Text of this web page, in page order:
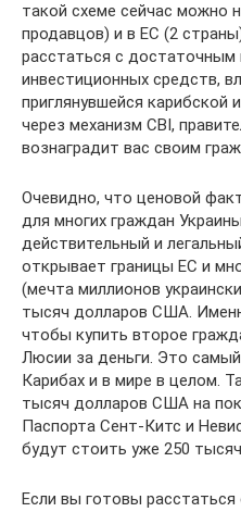
такой схеме сейчас можно
продавцов) и в ЕС (2
расстаться с достаточным
инвестиционных средств,
приглянувшейся карибской
через механизм CBI,
вознаградит вас своим
Очевидно, что ценовой
для многих граждан
действительный и
открывает границы ЕС и
(мечта миллионов
тысяч долларов США.
чтобы купить второе
Люсии за деньги. Это
Карибах и в мире в целом.
тысяч долларов США на
Паспорта Сент-Китс и
будут стоить уже 250
Если вы готовы